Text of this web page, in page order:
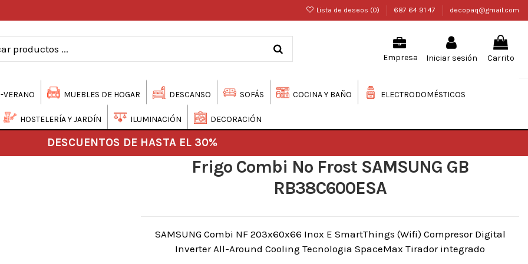
Lista de deseos (0) 687 64 91 47 decopaq@gmail.com
Empresa Iniciar sesión Carrito
MUEBLES DE HOGAR DESCANSO SOFÁS COCINA Y BAÑO ELECTRODOMÉSTICOS
HOSTELERÍA Y JARDÍN ILUMINACIÓN DECORACIÓN
DESCUENTOS DE HASTA EL 30%
Frigo Combi No Frost SAMSUNG GB
RB38C600ESA
SAMSUNG Combi NF 203x60x66 Inox E SmartThings (Wifi) Compresor Digital
Inverter All-Around Cooling Tecnologia SpaceMax Tirador integrado